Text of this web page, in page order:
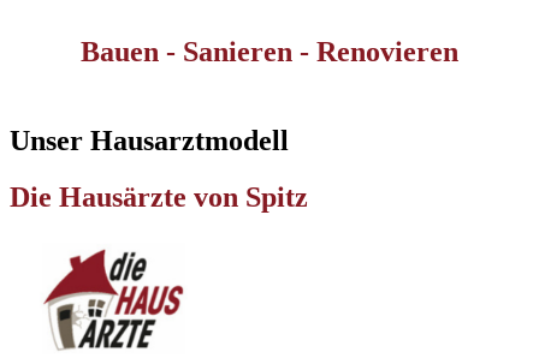
Bauen - Sanieren - Renovieren
Unser Hausarztmodell
Die Hausärzte von Spitz